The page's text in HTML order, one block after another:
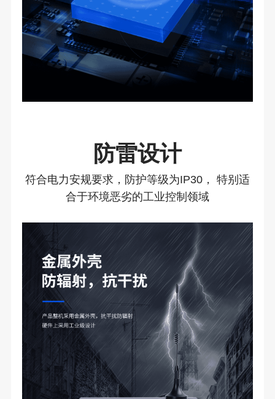
防雷设计
符合电力安规要求，防护等级为IP30， 特别适
合于环境恶劣的工业控制领域